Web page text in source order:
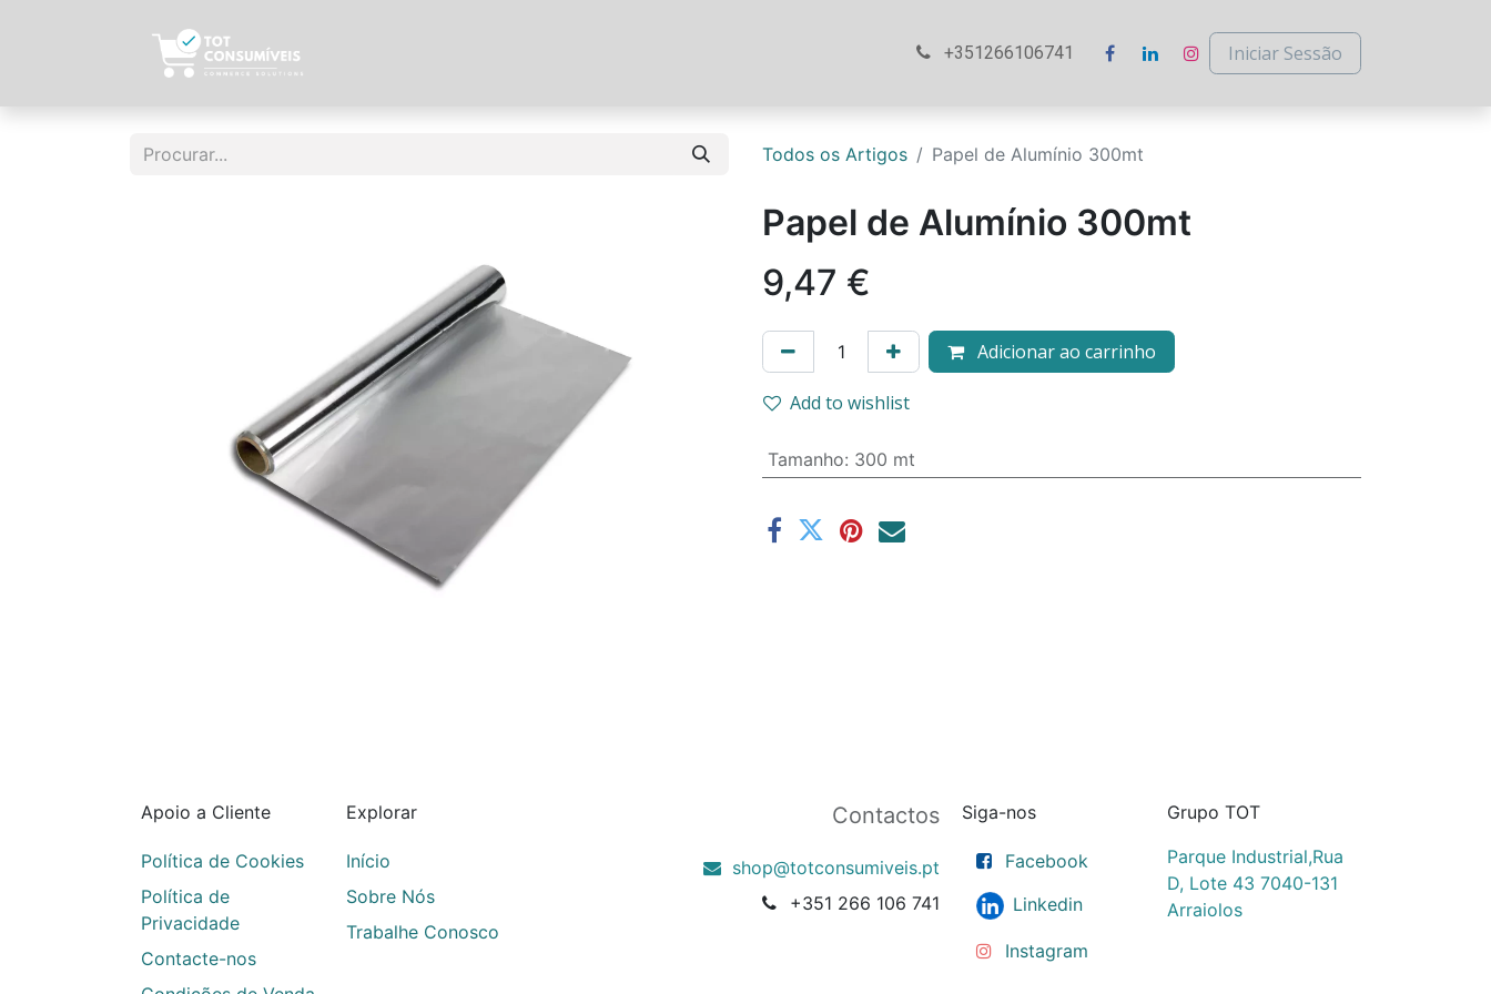
+351266106741 Iniciar Sessão
Todos os Artigos Papel de Alumínio 300mt
Papel de Alumínio 300mt
9,47 €
Adicionar ao carrinho
Add to wishlist
Tamanho: 300 mt
Grupo TOT
Parque Industrial,Rua
D, Lote 43 7040-131
Arraiolos
Apoio a Cliente
Política de Cookies
Política de
Privacidade
Contacte-nos
Explorar
Início
Sobre Nós
Trabalhe Conosco
Contactos
shop@totconsumiveis.pt
+351 266 106 741
Siga-nos
Facebook
Linkedin
Instagram